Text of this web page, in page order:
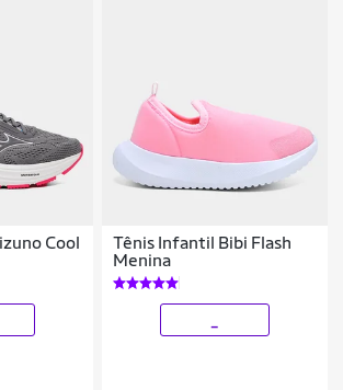
Cool
Tênis Infantil Bibi Flash
Menina